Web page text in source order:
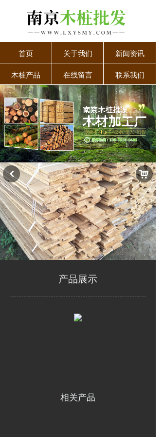
首页 关于我们 新闻资讯
木桩产品 在线留言 联系我们
产品展示
相关产品
낙
낒